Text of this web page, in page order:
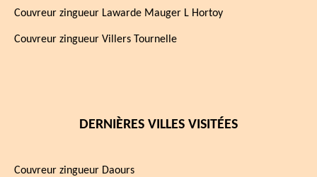
Couvreur zingueur Lawarde Mauger L Hortoy
Couvreur zingueur Villers Tournelle
DERNIÈRES VILLES VISITÉES
Couvreur zingueur Daours